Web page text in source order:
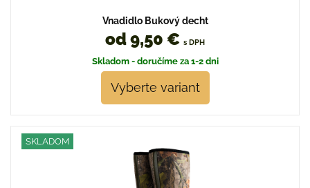
Vnadidlo Bukový decht
od 9,50 € s DPH
Skladom - doručíme za 1-2 dni
Vyberte variant
SKLADOM